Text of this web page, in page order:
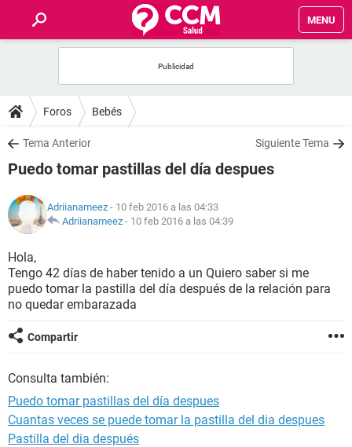
MENU
FOROS
SALUD
NUTRICIÓN
BIENESTAR
SEXUALIDAD
GLOSARIO
Foros Bebés
Tema Anterior Siguiente Tema
Puedo tomar pastillas del día despues
Adriianameez - 10 feb 2016 a las 04:33
Adriianameez - 10 feb 2016 a las 04:39
Hola,
Tengo 42 días de haber tenido a un Quiero saber si me
puedo tomar la pastilla del día después de la relación para
no quedar embarazada
Compartir
Consulta también:
Puedo tomar pastillas del día despues
Cuantas veces se puede tomar la pastilla del dia despues
Pastilla del dia después